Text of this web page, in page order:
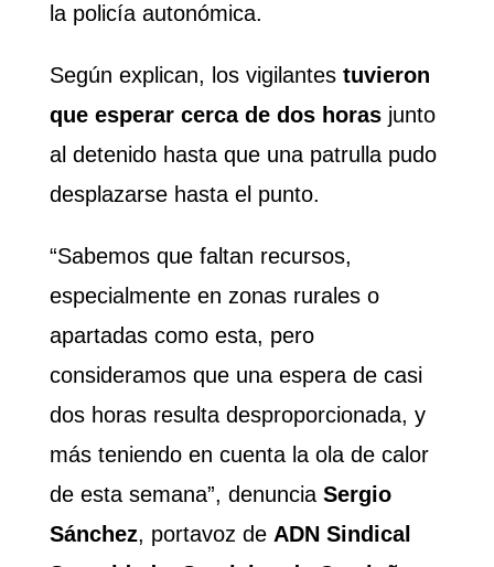
la policía autonómica.
Según explican, los vigilantes tuvieron
que esperar cerca de dos horasjunto
al detenido hasta que una patrulla pudo
desplazarse hasta el punto.
“Sabemos que faltan recursos,
especialmente en zonas rurales o
apartadas como esta, pero
consideramos que una espera de casi
dos horas resulta desproporcionada, y
más teniendo en cuenta la ola de calor
de esta semana”, denuncia Sergio
Sánchez, portavoz de ADN Sindical